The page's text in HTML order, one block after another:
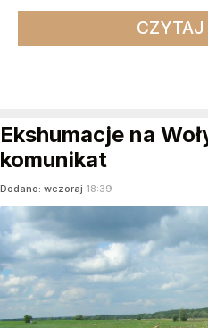
CZYTAJ
Ekshumacje na
komunikat
Dodano: wczoraj 18:39